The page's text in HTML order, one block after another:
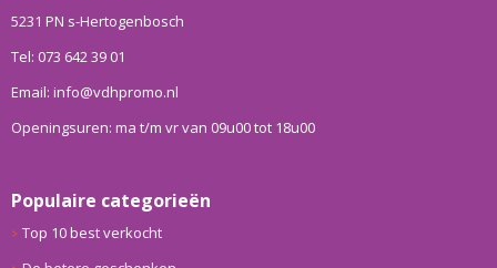
5231 PN s-Hertogenbosch
Tel: 073 642 39 01
Email: info@vdhpromo.nl
Openingsuren: ma t/m vr van 09u00 tot 18u00
Populaire categorieën
Top 10 best verkocht